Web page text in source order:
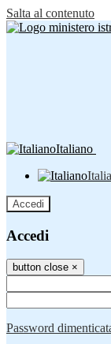
Salta al contenuto
Italiano
Accedi
Accedi
button close ×
Password